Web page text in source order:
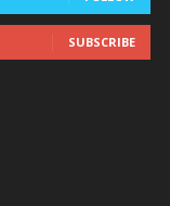
SUBSCRIBE